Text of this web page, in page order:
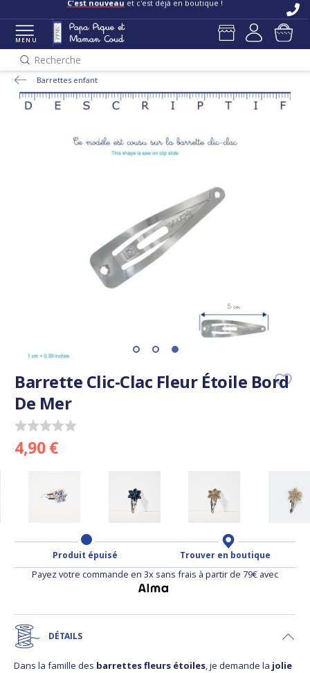
C'est nouveau et c'est déjà en boutique !
MENU
Recherche
Barrettes enfant
Barrette Clic-Clac Fleur Étoile Bord
De Mer
4,90 €
Produit épuisé Trouver en boutique
Payez votre commande en 3x sans frais à partir de 79€ avec
DÉTAILS
Dans la famille des barrettes fleurs étoiles, je demande la jolie